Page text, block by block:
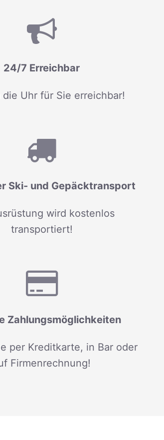
24/7 Erreichbar
die Uhr für Sie erreichbar!
Ski- und Gepäcktransport
wird kostenlos
transportiert!
Zahlungsmöglichkeiten
per Kreditkarte, in Bar oder
Firmenrechnung!